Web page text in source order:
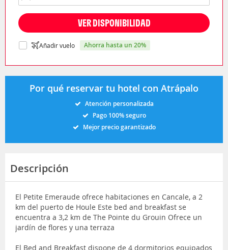
VER DISPONIBILIDAD
Añadir vuelo ahorra hasta un 20%
Por qué reservar tu hotel con Atrápalo
Atención personalizada
Pago 100% seguro
Mejor precio garantizado
Descripción
El Petite Emeraude ofrece habitaciones en Cancale, a 2
km del puerto de Houle Este bed and breakfast se
encuentra a 3,2 km de The Pointe du Grouin Ofrece un
jardín de flores y una terraza
El Bed and Breakfast dispone de 4 dormitorios equipados